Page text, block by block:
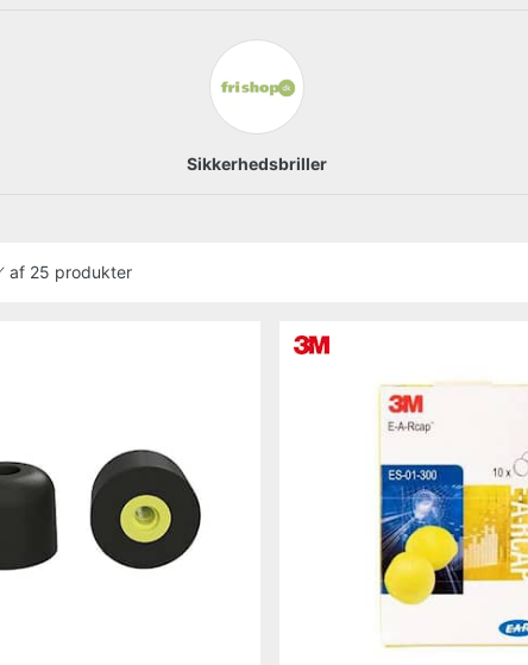
Sikkerhedsbriller
af 25 produkter